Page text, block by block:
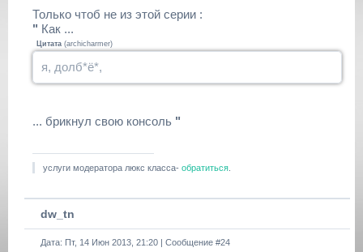
Только чтоб не из этой серии :
" Как ...
Цитата (archicharmer)
я, долб*ё*,
... брикнул свою консоль "
услуги модератора люкс класса- обратиться
dw_tn
Дата: Пт, 14 Июн 2013, 21:20 | Сообщение #24